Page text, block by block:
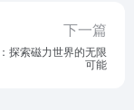
下一篇
探索磁力世界的无限
可能